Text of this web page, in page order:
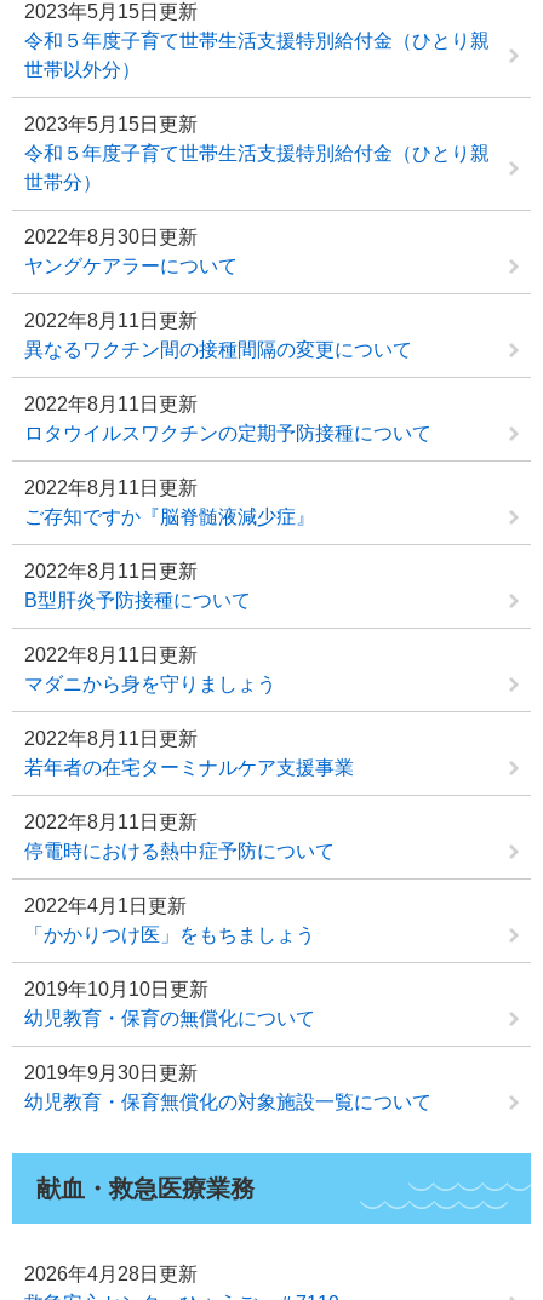
2023年5月15日更新
令和５年度子育て世帯生活支援特別給付金（ひとり親
世帯以外分）
2023年5月15日更新
令和５年度子育て世帯生活支援特別給付金（ひとり親
世帯分）
2022年8月30日更新
ヤングケアラーについて
2022年8月11日更新
異なるワクチン間の接種間隔の変更について
2022年8月11日更新
ロタウイルスワクチンの定期予防接種について
2022年8月11日更新
ご存知ですか『脳脊髄液減少症』
2022年8月11日更新
B型肝炎予防接種について
2022年8月11日更新
マダニから身を守りましょう
2022年8月11日更新
若年者の在宅ターミナルケア支援事業
2022年8月11日更新
停電時における熱中症予防について
2022年4月1日更新
「かかりつけ医」をもちましょう
2019年10月10日更新
幼児教育・保育の無償化について
2019年9月30日更新
幼児教育・保育無償化の対象施設一覧について
献血・救急医療業務
2026年4月28日更新